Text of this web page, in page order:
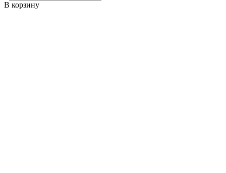
В корзину